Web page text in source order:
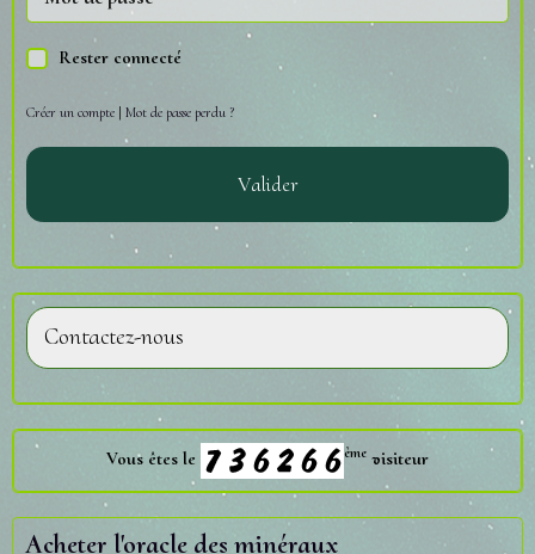
Rester connecté
Créer un compte | Mot de passe perdu ?
Valider
Contactez-nous
Vous êtes le ème visiteur
Acheter l'oracle des minéraux